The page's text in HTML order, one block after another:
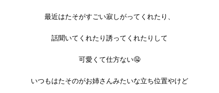
最近はたそがすごい寂しがってくれたり、
話聞いてくれたり誘ってくれたりして
可愛くて仕方ない🤤
いつもはたそのがお姉さんみたいな立ち位置やけど